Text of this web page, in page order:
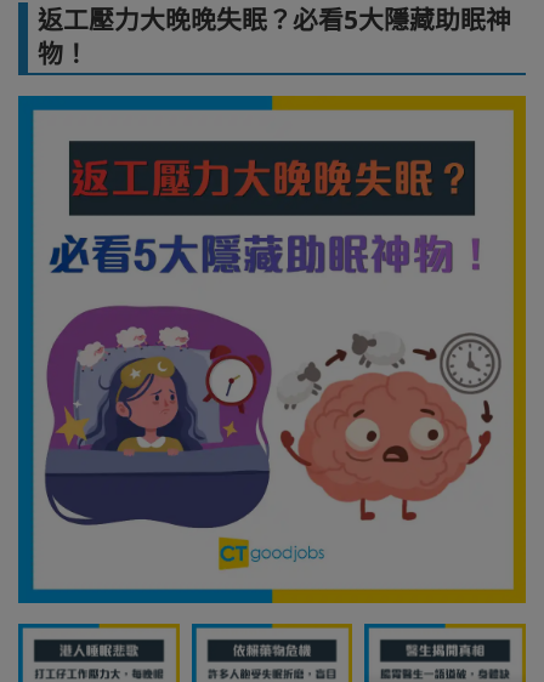
返工壓力大晚晚失眠？必看5大隱藏助眠神
物！